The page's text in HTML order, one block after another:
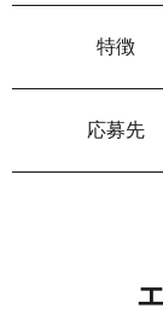
特徴
応募先